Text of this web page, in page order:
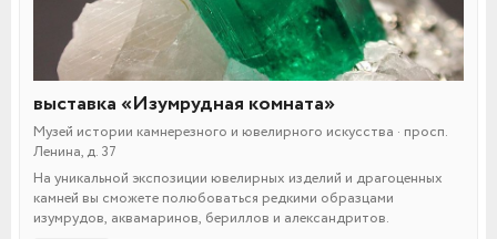
выставка «Изумрудная комната»
Музей истории камнерезного и ювелирного искусства · просп.
Ленина, д. 37
На уникальной экспозиции ювелирных изделий и драгоценных
камней вы сможете полюбоваться редкими образцами
изумрудов, аквамаринов, бериллов и александритов.